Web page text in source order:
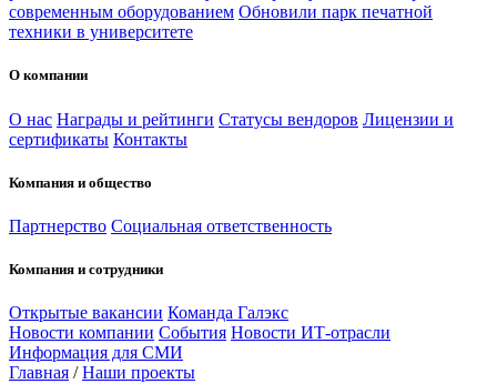
современным оборудованием Обновили парк печатной
техники в университете
О компании
О нас Награды и рейтинги Статусы вендоров Лицензии и
сертификаты Контакты
Компания и общество
Партнерство Социальная ответственность
Компания и сотрудники
Открытые вакансии Команда Галэкс
Новости компании События Новости ИТ-отрасли
Информация для СМИ
Главная / Наши проекты